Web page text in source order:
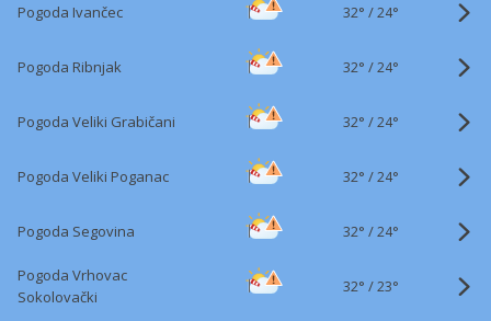
Pogoda Ivančec 32° /24°
Pogoda Ribnjak 32° /24°
Pogoda Veliki Grabičani 32° /24°
Pogoda Veliki Poganac 32° /24°
Pogoda Segovina 32° /24°
Pogoda Vrhovac
Sokolovački
32° /23°